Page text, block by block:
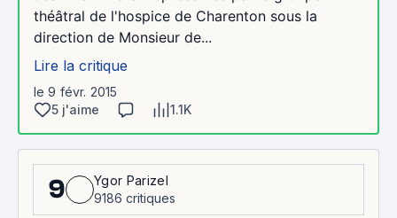
théâtral de l'hospice de Charenton sous la
direction de Monsieur de...
Lire la critique
le 9 févr. 2015
5 j'aime
1.1K
9
Ygor Parizel
9186 critiques